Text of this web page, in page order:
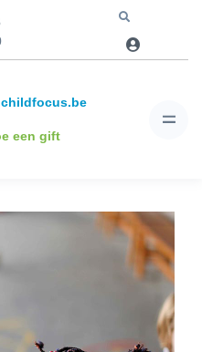
een gift